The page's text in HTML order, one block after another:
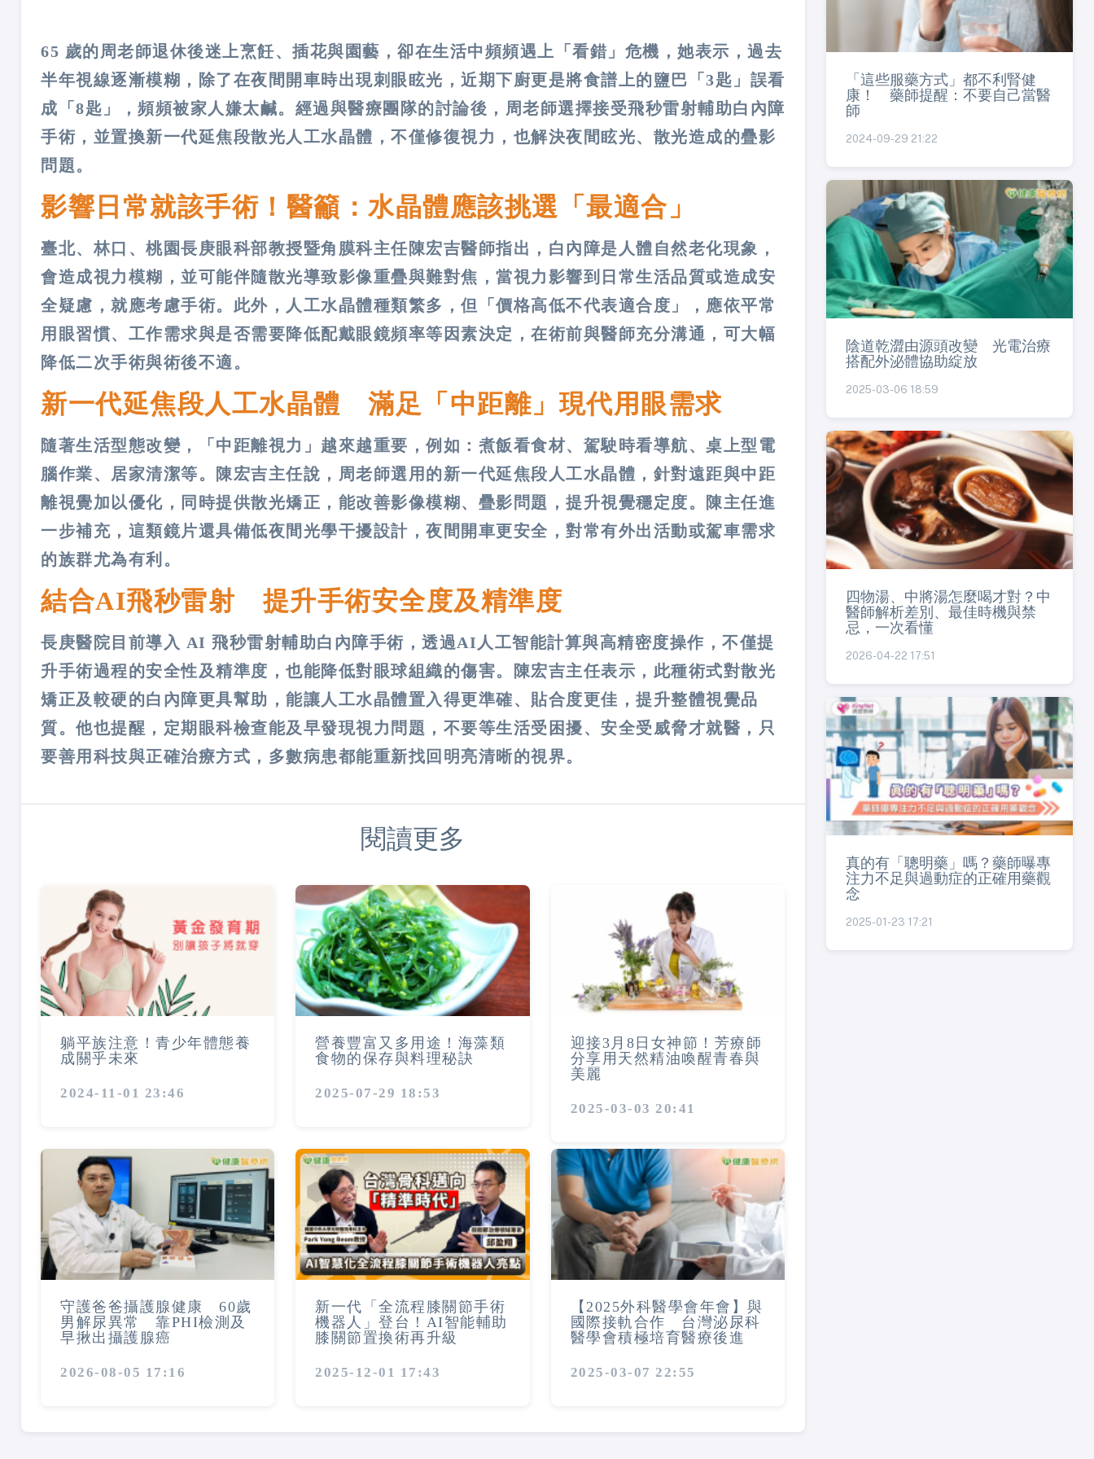
65 歲的周老師退休後迷上烹飪、插花與園藝，卻在生活中頻頻遇上「看錯」危機，她表示，過去
半年視線逐漸模糊，除了在夜間開車時出現刺眼眩光，近期下廚更是將食譜上的鹽巴「3匙」誤看
成「8匙」，頻頻被家人嫌太鹹。經過與醫療團隊的討論後，周老師選擇接受飛秒雷射輔助白內障
手術，並置換新一代延焦段散光人工水晶體，不僅修復視力，也解決夜間眩光、散光造成的疊影
問題。
影響日常就該手術！醫籲：水晶體應該挑選「最適合」
臺北、林口、桃園長庚眼科部教授暨角膜科主任陳宏吉醫師指出，白內障是人體自然老化現象，
會造成視力模糊，並可能伴隨散光導致影像重疊與難對焦，當視力影響到日常生活品質或造成安
全疑慮，就應考慮手術。此外，人工水晶體種類繁多，但「價格高低不代表適合度」，應依平常
用眼習慣、工作需求與是否需要降低配戴眼鏡頻率等因素決定，在術前與醫師充分溝通，可大幅
降低二次手術與術後不適。
新一代延焦段人工水晶體 滿足「中距離」現代用眼需求
隨著生活型態改變，「中距離視力」越來越重要，例如：煮飯看食材、駕駛時看導航、桌上型電
腦作業、居家清潔等。陳宏吉主任說，周老師選用的新一代延焦段人工水晶體，針對遠距與中距
離視覺加以優化，同時提供散光矯正，能改善影像模糊、疊影問題，提升視覺穩定度。陳主任進
一步補充，這類鏡片還具備低夜間光學干擾設計，夜間開車更安全，對常有外出活動或駕車需求
的族群尤為有利。
結合AI飛秒雷射 提升手術安全度及精準度
長庚醫院目前導入 AI 飛秒雷射輔助白內障手術，透過AI人工智能計算與高精密度操作，不僅提
升手術過程的安全性及精準度，也能降低對眼球組織的傷害。陳宏吉主任表示，此種術式對散光
矯正及較硬的白內障更具幫助，能讓人工水晶體置入得更準確、貼合度更佳，提升整體視覺品
質。他也提醒，定期眼科檢查能及早發現視力問題，不要等生活受困擾、安全受威脅才就醫，只
要善用科技與正確治療方式，多數病患都能重新找回明亮清晰的視界。
閱讀更多
躺平族注意！青少年體態養
成關乎未來
2024-11-01 23:46
營養豐富又多用途！海藻類
食物的保存與料理秘訣
2025-07-29 18:53
迎接3月8日女神節！芳療師
分享用天然精油喚醒青春與
美麗
2025-03-03 20:41
守護爸爸攝護腺健康 60歲
男解尿異常 靠PHI檢測及
早揪出攝護腺癌
2026-08-05 17:16
新一代「全流程膝關節手術
機器人」登台！AI智能輔助
膝關節置換術再升級
2025-12-01 17:43
【2025外科醫學會年會】與
國際接軌合作 台灣泌尿科
醫學會積極培育醫療後進
2025-03-07 22:55
「這些服藥方式」都不利腎健
康！ 藥師提醒：不要自己當醫
師
2024-09-29 21:22
陰道乾澀由源頭改變 光電治療
搭配外泌體協助綻放
2025-03-06 18:59
四物湯、中將湯怎麼喝才對？中
醫師解析差別、最佳時機與禁
忌，一次看懂
2026-04-22 17:51
真的有「聰明藥」嗎？藥師曝專
注力不足與過動症的正確用藥觀
念
2025-01-23 17:21